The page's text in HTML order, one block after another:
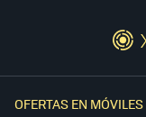
OFERTAS EN MÓVILES